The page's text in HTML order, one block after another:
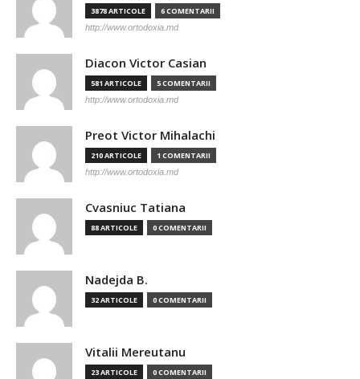
3878 ARTICOLE 6 COMENTARII
http://www.ortodoxia.md
Diacon Victor Casian
581 ARTICOLE 5 COMENTARII
http://www.ortodoxia.md
Preot Victor Mihalachi
210 ARTICOLE 1 COMENTARII
http://www.ortodoxia.md
Cvasniuc Tatiana
88 ARTICOLE 0 COMENTARII
Nadejda B.
32 ARTICOLE 0 COMENTARII
Vitalii Mereutanu
23 ARTICOLE 0 COMENTARII